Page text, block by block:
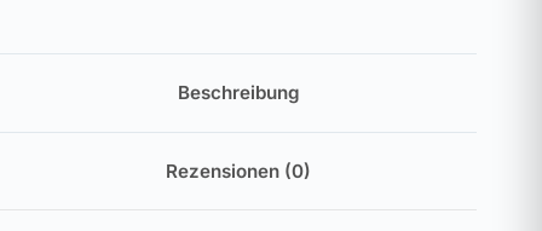
Beschreibung
Rezensionen (0)